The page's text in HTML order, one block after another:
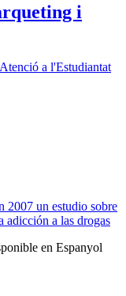
i
a l'Estudiantat
2007 un estudio sobre
adicción a las drogas
en Espanyol